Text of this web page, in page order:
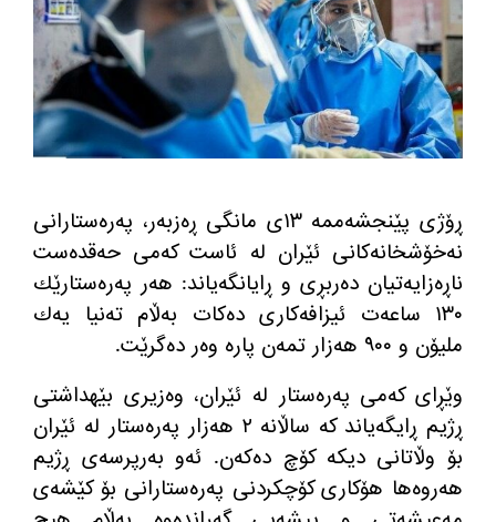
ڕۆژی پێنجشه‌ممه‌ ١٣ی مانگی ڕه‌زبه‌ر، په‌ره‌ستارانی
نه‌خۆشخانه‌كانی ئێران له‌ ئاست كه‌می حه‌قده‌ست
ناڕه‌زایه‌تیان ده‌ربڕی و ڕایانگه‌یاند: هه‌ر په‌ره‌ستارێك
١٣٠ ساعه‌ت ئیزافه‌كاری ده‌كات به‌ڵام ته‌نیا یه‌ك
ملیۆن و ٩٠٠ هه‌زار تمه‌ن پاره‌ وه‌ر ده‌گرێت.
وێڕای كه‌می په‌ره‌ستار له‌ ئێران، وه‌زیری بێهداشتی
ڕژیم ڕایگه‌یاند كه‌ ساڵانه ٢ هه‌زار په‌ره‌ستار له‌ ئێران
بۆ وڵاتانی دیكه‌ كۆچ ده‌كه‌ن. ئه‌و به‌رپرسه‌ی ڕژیم
هه‌روه‌ها هۆكاری كۆچكردنی په‌ره‌ستارانی بۆ كێشه‌ی